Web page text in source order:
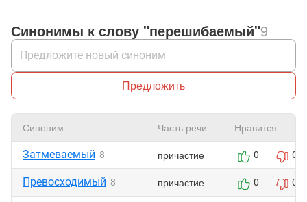
Синонимы к слову "перешибаемый"9
Предложить
Синоним Часть речи Нравится
Затмеваемый 8 причастие 0 0
Превосходимый 8 причастие 0 0